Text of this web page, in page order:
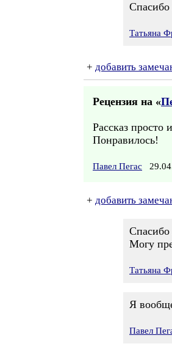
Татьяна
+ добавить
Рецензия на «
Рассказ просто
Понравилось!
Павел Пегас
+ добавить
Спасибо
Могу
Татьяна
Я
Павел